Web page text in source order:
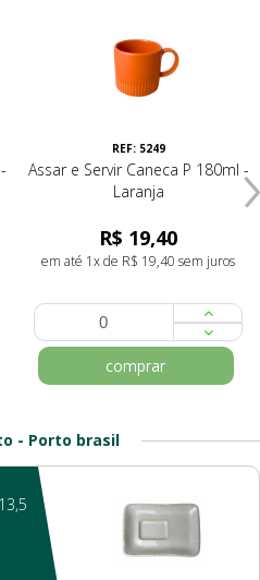
REF: 5249
Assar e Servir Caneca P 180ml -
Laranja
R$ 19,40
em até 1x de R$ 19,40 sem juros
comprar
- Porto brasil